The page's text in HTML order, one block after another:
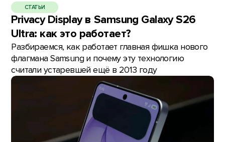
СТАТЬИ
Privacy Display в Samsung Galaxy S26
Ultra: как это работает?
Разбираемся, как работает главная фишка нового
флагмана Samsung и почему эту технологию
считали устаревшей ещё в 2013 году